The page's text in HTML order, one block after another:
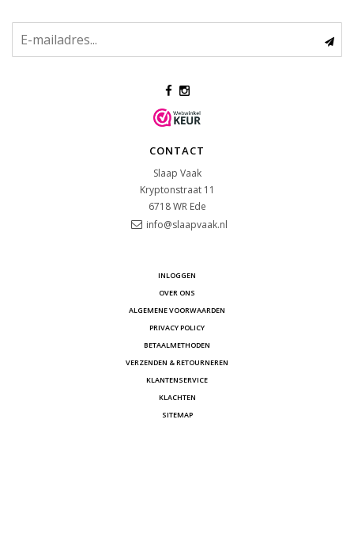
CONTACT
Slaap Vaak
Kryptonstraat 11
6718 WR Ede
info@slaapvaak.nl
INLOGGEN
OVER ONS
ALGEMENE VOORWAARDEN
PRIVACY POLICY
BETAALMETHODEN
VERZENDEN & RETOURNEREN
KLANTENSERVICE
KLACHTEN
SITEMAP